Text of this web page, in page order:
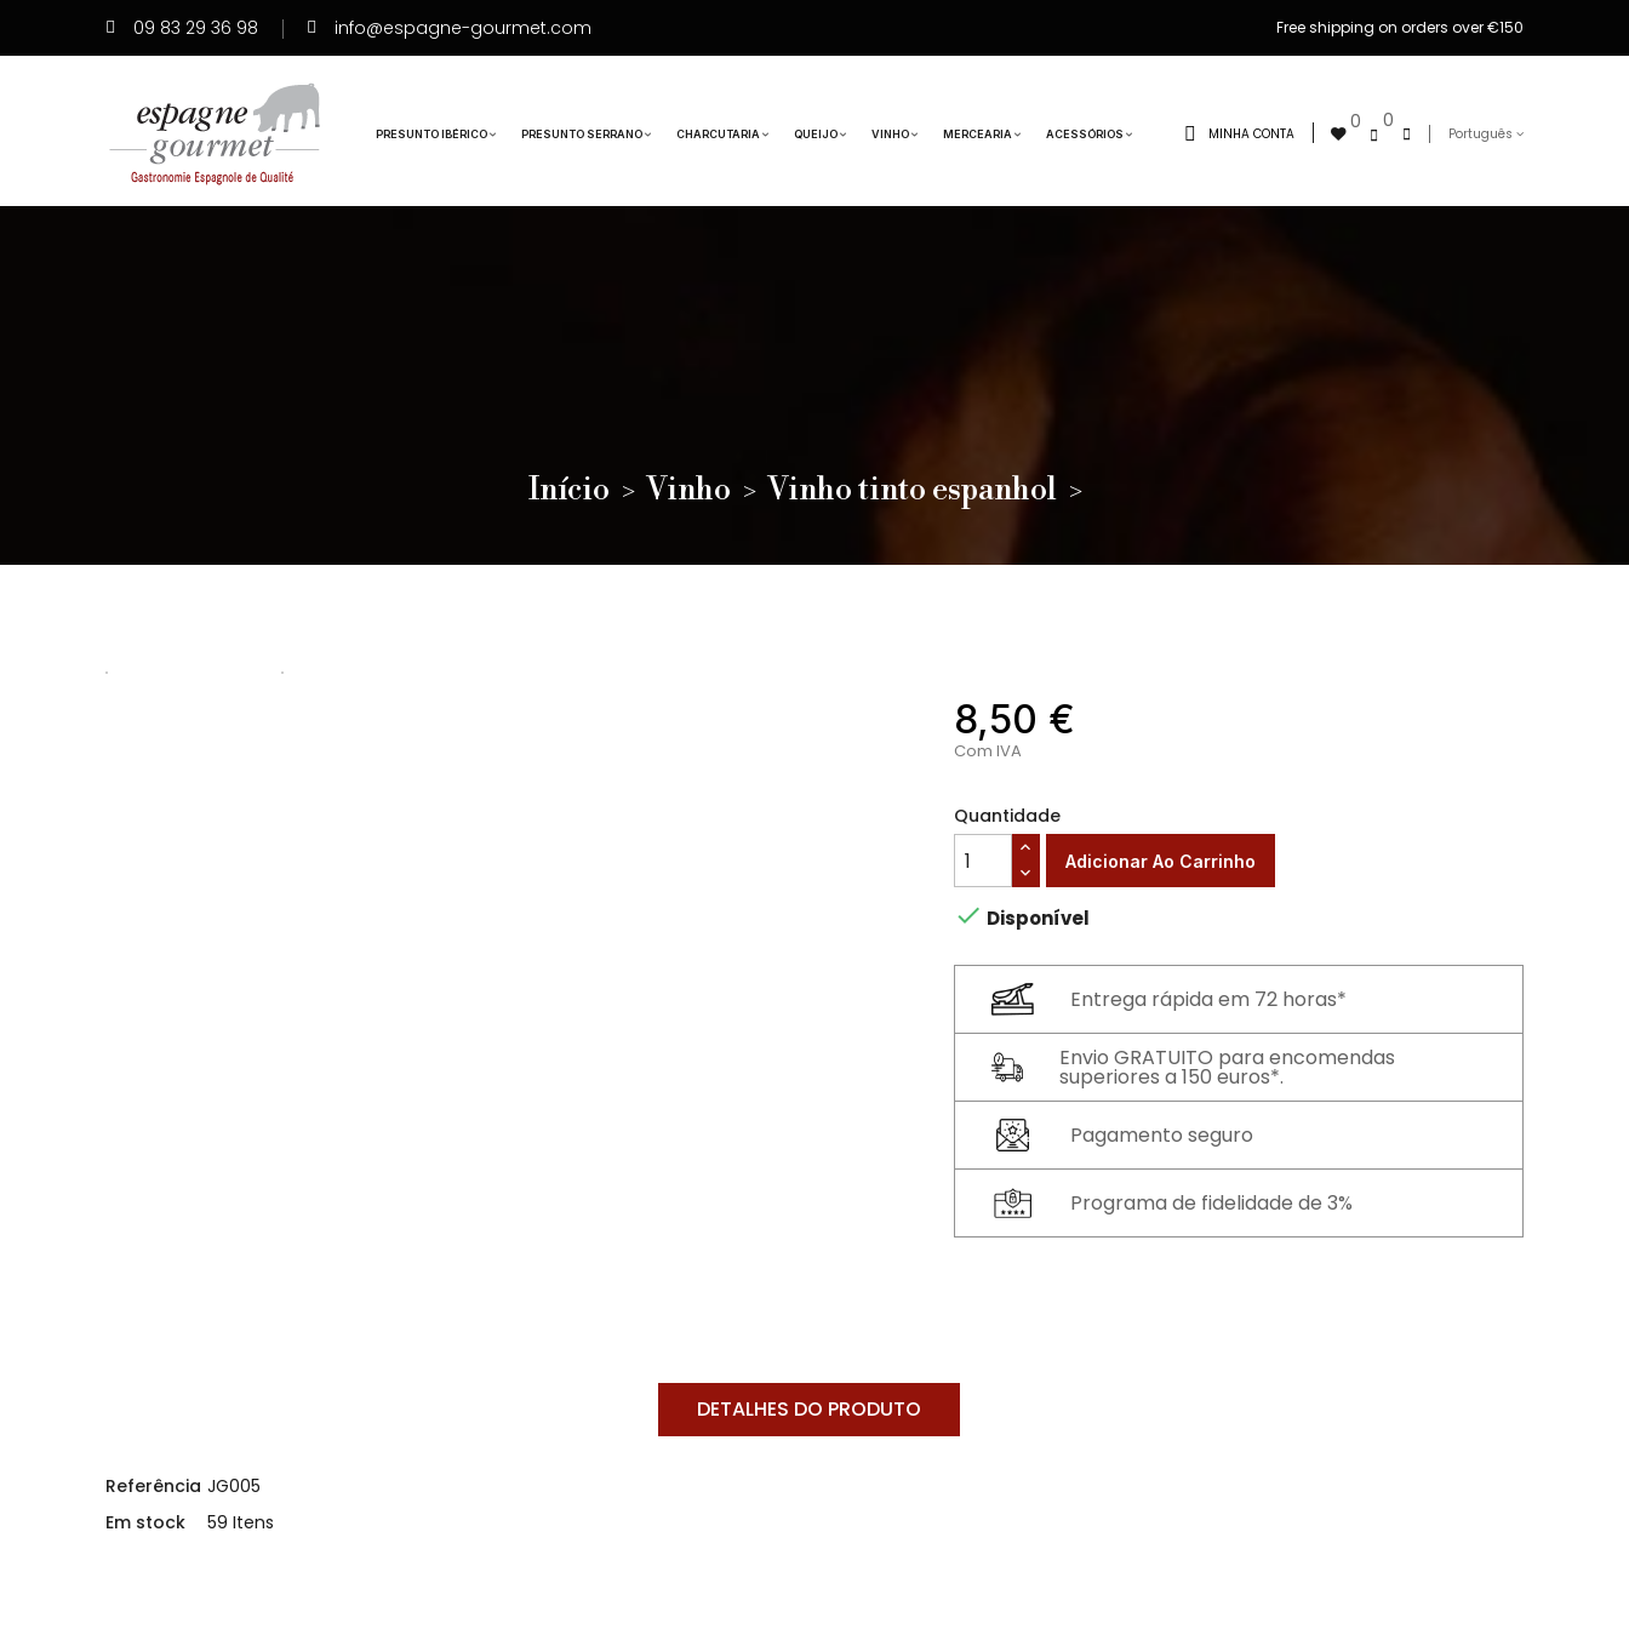
09 83 29 36 98 info@espagne-gourmet.com Free shipping on orders over €150
PRESUNTO IBÉRICO PRESUNTO SERRANO CHARCUTARIA QUEIJO VINHO MERCEARIA ACESSÓRIOS Português
0
0
MINHA CONTA
Início Vinho Vinho tinto espanhol
8,50 €
Com IVA
Quantidade
Adicionar Ao Carrinho
 Disponível
Entrega rápida em 72 horas*
Envio GRATUITO para encomendas
superiores a 150 euros*.
Pagamento seguro
Programa de fidelidade de 3%
DETALHES DO PRODUTO
Referência JG005
Em stock
59 Itens